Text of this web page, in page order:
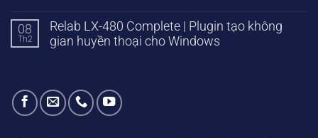
08
Th2
Relab LX-480 Complete | Plugin tạo không
gian huyền thoại cho Windows